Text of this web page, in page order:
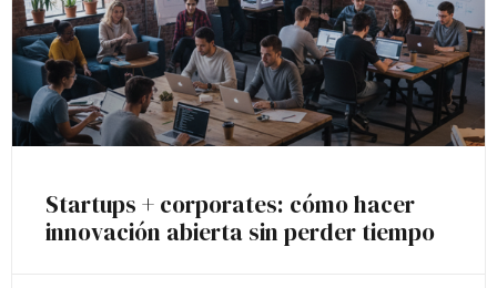
Startups + corporates: cómo hacer
innovación abierta sin perder tiempo